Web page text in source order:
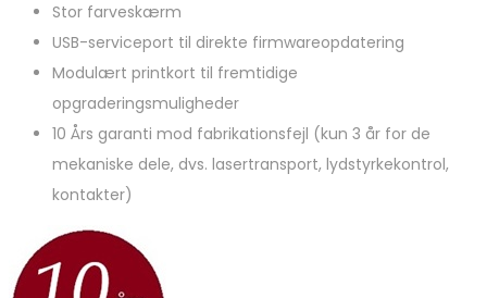
Stor farveskærm
USB-serviceport til direkte firmwareopdatering
Modulært printkort til fremtidige
opgraderingsmuligheder
10 Års garanti mod fabrikationsfejl (kun 3 år for de
mekaniske dele, dvs. lasertransport, lydstyrkekontrol,
kontakter)